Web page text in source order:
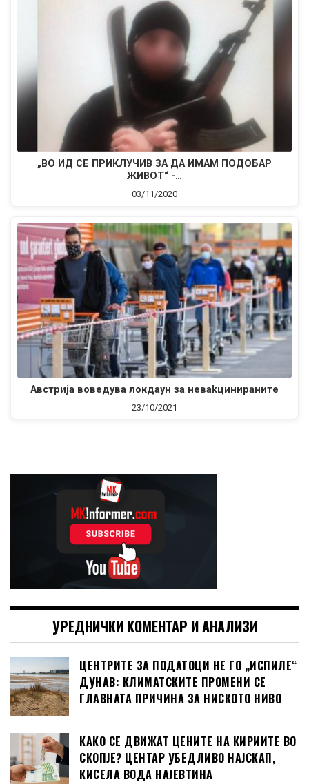
„ВO ИД СЕ ПРИКЛУЧИВ ЗА ДА ИМАМ ПОДОБАР
ЖИВОТ“ -…
03/11/2020
Австрија воведува локдаун за нeвakциниpaните
23/10/2021
УРЕДНИЧКИ КОМЕНТАР И АНАЛИЗИ
ЦЕНТРИТЕ ЗА ПОДАТОЦИ НЕ ГО „ИСПИЛЕ“
ДУНАВ: КЛИМАТСКИТЕ ПРОМЕНИ СЕ
ГЛАВНАТА ПРИЧИНА ЗА НИСКОТО НИВО
КАКО СЕ ДВИЖАТ ЦЕНИТЕ НА КИРИИТЕ ВО
СКОПЈЕ? ЦЕНТАР УБЕДЛИВО НАЈСКАП,
КИСЕЛА ВОДА НАЈЕВТИНА